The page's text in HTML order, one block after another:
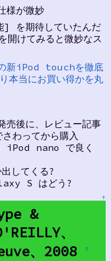
が微妙
期待していたんだ
けてみると微妙なス
新iPod touchを徹底
当にお買い得かを丸
後に、レビュー記事
わってから購入
iPod nano で良く
してくる?
S はどう?
↑
&
、
、2008
†